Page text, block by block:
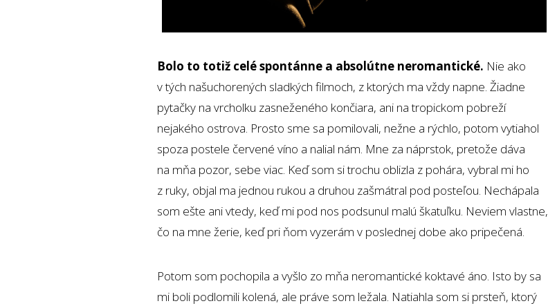
Bolo to totiž celé spontánne a absolútne neromantické. Nie ako
v tých našuchorených sladkých filmoch, z ktorých ma vždy napne. Žiadne
pytačky na vrcholku zasneženého končiara, ani na tropickom pobreží
nejakého ostrova. Prosto sme sa pomilovali, nežne a rýchlo, potom vytiahol
spoza postele červené víno a nalial nám. Mne za náprstok, pretože dáva
na mňa pozor, sebe viac. Keď som si trochu oblizla z pohára, vybral mi ho
z ruky, objal ma jednou rukou a druhou zašmátral pod posteľou. Nechápala
som ešte ani vtedy, keď mi pod nos podsunul malú škatuľku. Neviem vlastne,
čo na mne žerie, keď pri ňom vyzerám v poslednej dobe ako pripečená.
Potom som pochopila a vyšlo zo mňa neromantické koktavé áno. Isto by sa
mi boli podlomili kolená, ale práve som ležala. Natiahla som si prsteň, ktorý